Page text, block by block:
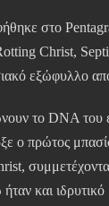
στο
Christ,
εξώφυλλο
το DNA του
ο πρώτος
και